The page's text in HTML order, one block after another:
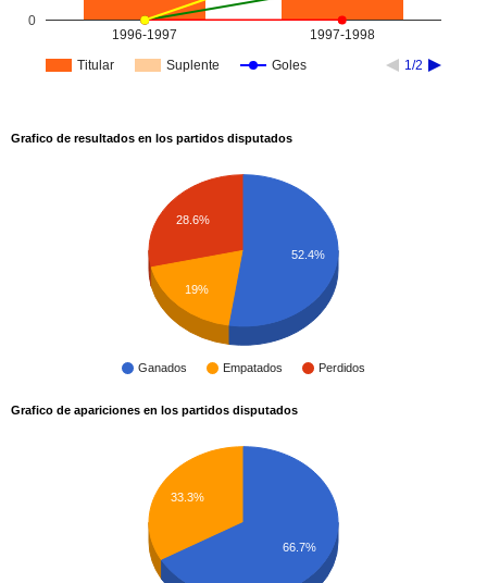
Titular Suplente Goles 1/2
1996-1997 1997-1998
0
Grafico de resultados en los partidos disputados
Ganados Empatados Perdidos
28.6%
19%
52.4%
Grafico de apariciones en los partidos disputados
33.3%
66.7%